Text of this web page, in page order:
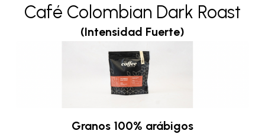
Café Colombian Dark Roast
(Intensidad Fuerte)
Granos 100% arábigos